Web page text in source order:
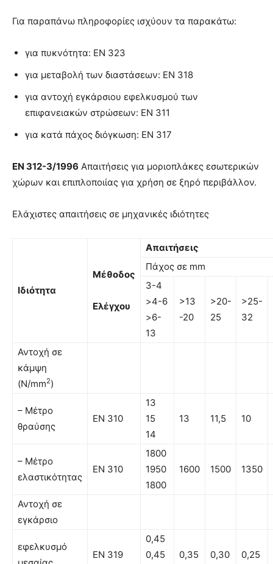
Για παραπάνω πληροφορίες ισχύουν τα παρακάτω:
για πυκνότητα: ΕΝ 323
για μεταβολή των διαστάσεων: ΕΝ 318
για αντοχή εγκάρσιου εφελκυσμού των
επιφανειακών στρώσεων: ΕΝ 311
για κατά πάχος διόγκωση: ΕΝ 317
EN 312-3/1996 Απαιτήσεις για µοριοπλάκες εσωτερικών
χώρων και επιπλοποιίας για χρήση σε ξηρό περιβάλλον.
Ελάχιστες απαιτήσεις σε μηχανικές ιδιότητες
Ιδιότητα
Μέθοδoς
Ελέγχου
Απαιτήσεις
Πάχος σε mm
3-4
>4-6
>6-
13
>13
-20
>20-
25
>25-
32
Αντοχή σε
κάµψη
(N/mm2)
– Μέτρο
θραύσης
EN 310
13
15
14
13 11,5 10
– Μέτρο
ελαστικότητας
ΕΝ 310
1800
1950
1800
1600 1500 1350
Αντοχή σε
εγκάρσιο
εφελκυσµό
EN 319
0,45
0,45
0,35 0,30 0,25